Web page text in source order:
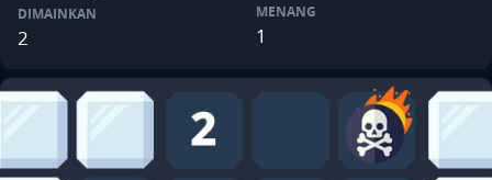
DIMAINKAN
2
MENANG
1